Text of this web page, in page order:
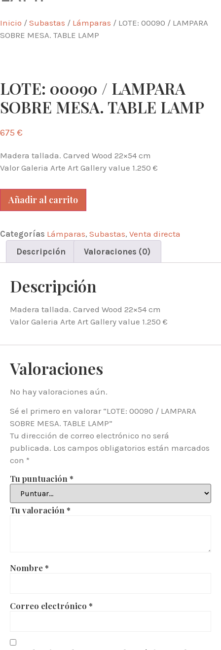
Inicio / Subastas / Lámparas / LOTE: 00090 / LAMPARA
SOBRE MESA. TABLE LAMP
LOTE: 00090 / LAMPARA
SOBRE MESA. TABLE LAMP
675 €
Madera tallada. Carved Wood 22×54 cm
Valor Galeria Arte Art Gallery value 1.250 €
LOTE:
00090
LAMPARA
MESA.
TABLE
LAMP
cantidad
Añadir al carrito
Categorías Lámparas, Subastas, Venta directa
Descripción
Valoraciones (0)
Descripción
Madera tallada. Carved Wood 22×54 cm
Valor Galeria Arte Art Gallery value 1.250 €
Valoraciones
No hay valoraciones aún.
Sé el primero en valorar “LOTE: 00090 / LAMPARA
SOBRE MESA. TABLE LAMP”
Tu dirección de correo electrónico no será
publicada. Los campos obligatorios están marcados
con *
Tu puntuación *
Tu valoración *
Nombre*
Correo electrónico *